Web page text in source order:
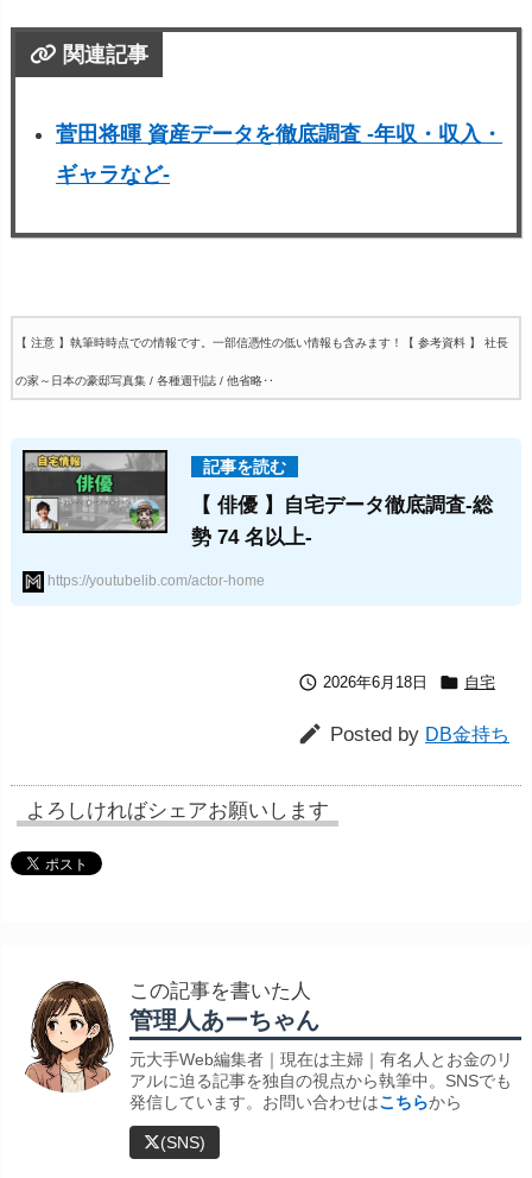
関連記事
菅田将暉 資産データを徹底調査 -年収・収入・
ギャラなど-
【 注意 】執筆時時点での情報です。一部信憑性の低い情報も含みます！ 【 参考資料 】 社長
の家～日本の豪邸写真集 / 各種週刊誌 / 他省略‥
【 俳優 】自宅データ徹底調査-総
勢 74 名以上-
https://youtubelib.com/actor-home
 2026年6月18日  自宅
 Posted by DB金持ち
よろしければシェアお願いします
この記事を書いた人
管理人あーちゃん
元大手Web編集者｜現在は主婦｜有名人とお金のリ
アルに迫る記事を独自の視点から執筆中。SNSでも
発信しています。お問い合わせはこちらから
(SNS)